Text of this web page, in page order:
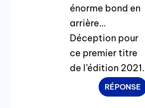
énorme bond en
arrière…
Déception pour
ce premier titre
de l’édition 2021.
RÉPONSE